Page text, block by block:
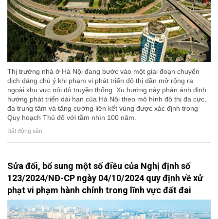
Thị trường nhà ở Hà Nội đang bước vào một giai đoạn chuyển
dịch đáng chú ý khi phạm vi phát triển đô thị dần mở rộng ra
ngoài khu vực nội đô truyền thống. Xu hướng này phản ánh định
hướng phát triển dài hạn của Hà Nội theo mô hình đô thị đa cực,
đa trung tâm và tăng cường liên kết vùng được xác định trong
Quy hoạch Thủ đô với tầm nhìn 100 năm.
Bất động sản
Sửa đổi, bổ sung một số điều của Nghị định số
123/2024/NĐ-CP ngày 04/10/2024 quy định về xử
phạt vi phạm hành chính trong lĩnh vực đất đai